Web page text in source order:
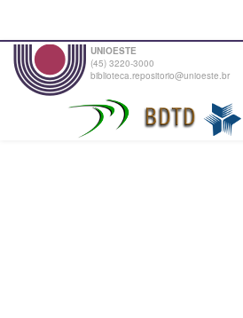
UNIOESTE
(45) 3220-3000
biblioteca.repositorio@unioeste.br